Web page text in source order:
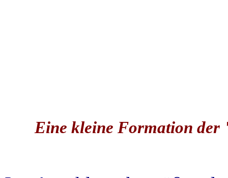
Eine kleine Formation der